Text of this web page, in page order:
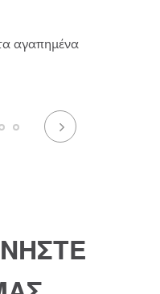
αγαπημένα